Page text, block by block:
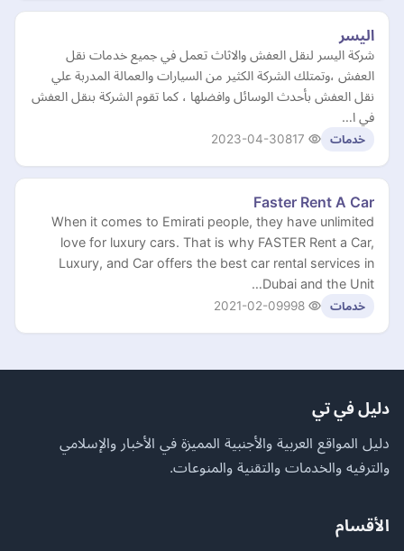
اليسر
شركة اليسر لنقل العفش والاثاث تعمل في جميع خدمات نقل
العفش ،وتمتلك الشركة الكثير من السيارات والعمالة المدربة علي
نقل العفش بأحدث الوسائل وافضلها ، كما تقوم الشركة بنقل العفش
في ا…
خدمات 2023-04-30
Faster Rent A Car
When it comes to Emirati people, they have unlimited
love for luxury cars. That is why FASTER Rent a Car,
Luxury, and Car offers the best car rental services in
Dubai and the Unit…
خدمات 2021-02-09
دليل في تي
دليل المواقع العربية والأجنبية المميزة في الأخبار والإسلامي
والترفيه والخدمات والتقنية والمنوعات.
الأقسام